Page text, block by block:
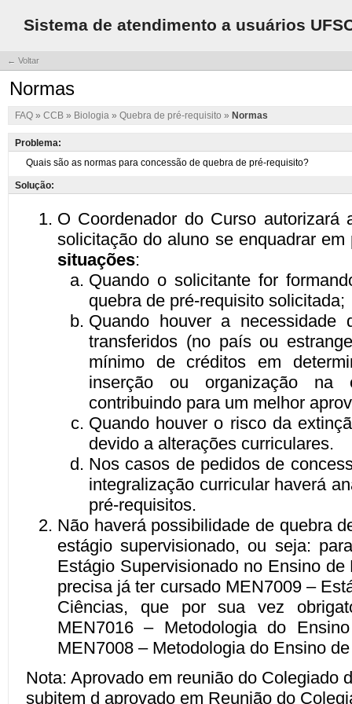
Sistema de atendimento a usuários
← Voltar
Normas
FAQ » CCB » Biologia » Quebra de pré-requisito » Normas
Problema:
Solução: